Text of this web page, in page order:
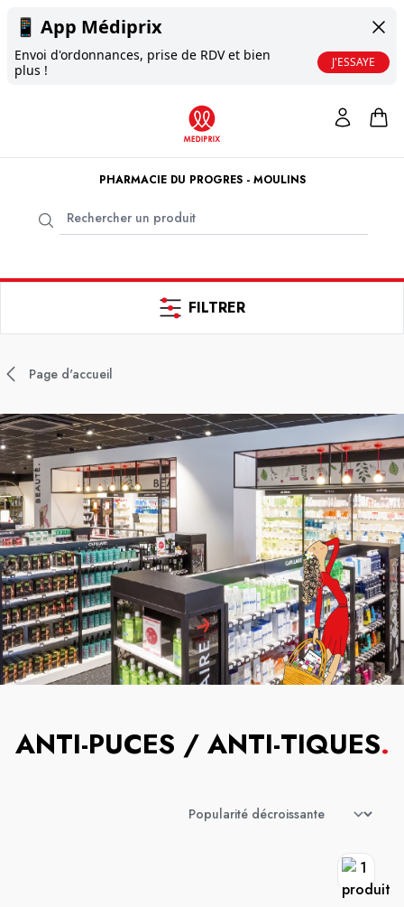
📱 App Médiprix
Envoi d'ordonnances, prise de RDV et bien
plus !
J'ESSAYE
PHARMACIE DU PROGRES - MOULINS
FILTRER
Page d'accueil
ANTI-PUCES / ANTI-TIQUES.